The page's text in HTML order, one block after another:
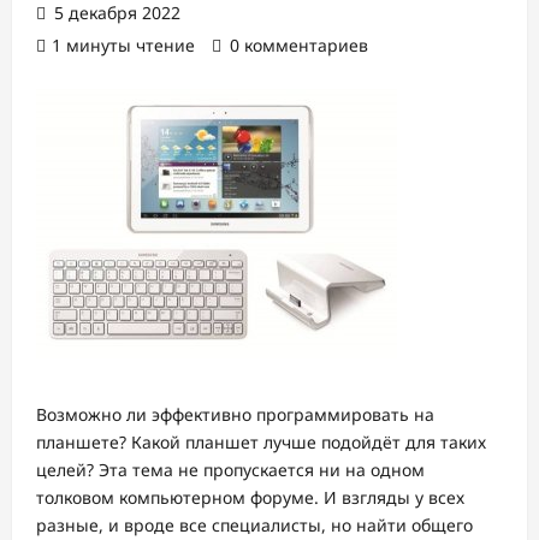
5 декабря 2022
1 минуты чтение
0 комментариев
Возможно ли эффективно программировать на
планшете? Какой планшет лучше подойдёт для таких
целей? Эта тема не пропускается ни на одном
толковом компьютерном форуме. И взгляды у всех
разные, и вроде все специалисты, но найти общего